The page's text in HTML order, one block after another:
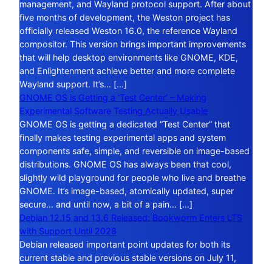
management, and Wayland protocol support. After about
five months of development, the Weston project has
officially released Weston 16.0, the reference Wayland
compositor. This version brings important improvements
that will help desktop environments like GNOME, KDE,
and Enlightenment achieve better and more complete
Wayland support. It’s… […]
GNOME OS is Getting a ‘Test Center’ – Making
Experimental Software Testing Actually Usable
GNOME OS is getting a dedicated “Test Center” that
finally makes testing experimental apps and system
components safe, simple, and reversible on image-based
distributions. GNOME OS has always been that cool,
slightly wild playground for people who live and breathe
GNOME. It’s image-based, atomically updated, super
secure… and until now, a bit of a pain… […]
Debian 12.15 and 13.6 Released: Bookworm Enters LTS
with Support Until 2028
Debian released important point updates for both its
current stable and previous stable versions on July 11,